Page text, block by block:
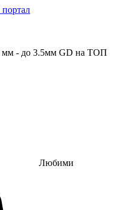
мм - до 3.5мм GD на ТОП
Любими